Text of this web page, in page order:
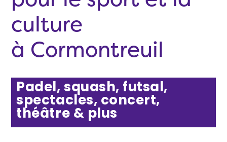
culture
à Cormontreuil
Padel, squash, futsal,
spectacles, concert,
théâtre & plus